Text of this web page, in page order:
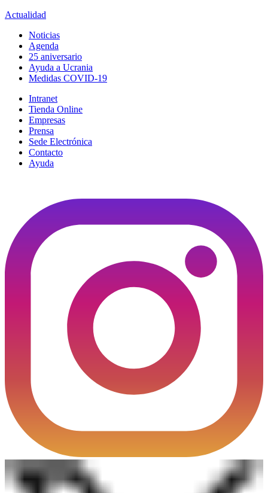
Actualidad
Noticias
Agenda
25 aniversario
Ayuda a Ucrania
Medidas COVID-19
Intranet
Tienda Online
Empresas
Prensa
Sede Electrónica
Contacto
Ayuda